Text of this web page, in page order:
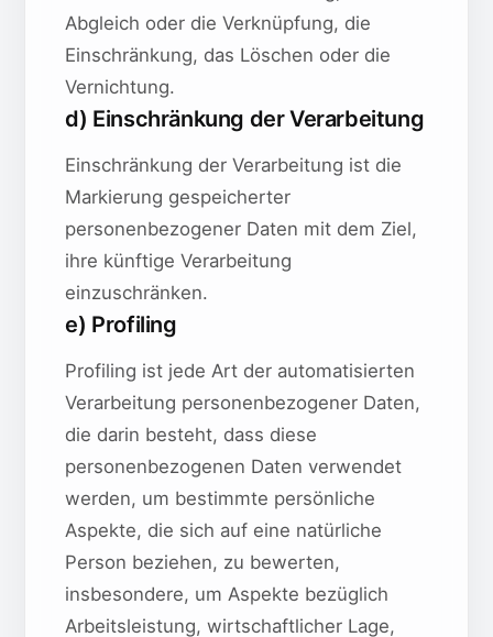
Abgleich oder die Verknüpfung, die
Einschränkung, das Löschen oder die
Vernichtung.
d) Einschränkung der Verarbeitung
Einschränkung der Verarbeitung ist die
Markierung gespeicherter
personenbezogener Daten mit dem Ziel,
ihre künftige Verarbeitung
einzuschränken.
e) Profiling
Profiling ist jede Art der automatisierten
Verarbeitung personenbezogener Daten,
die darin besteht, dass diese
personenbezogenen Daten verwendet
werden, um bestimmte persönliche
Aspekte, die sich auf eine natürliche
Person beziehen, zu bewerten,
insbesondere, um Aspekte bezüglich
Arbeitsleistung, wirtschaftlicher Lage,